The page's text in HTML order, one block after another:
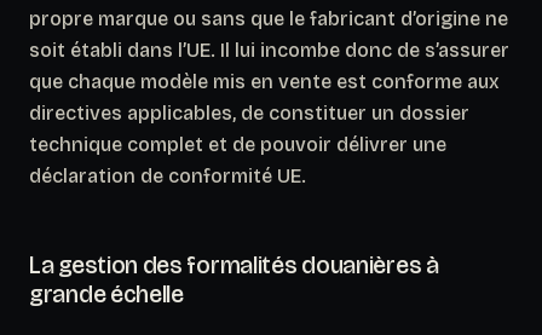
propre marque ou sans que le fabricant d’origine ne
soit établi dans l’UE. Il lui incombe donc de s’assurer
que chaque modèle mis en vente est conforme aux
directives applicables, de constituer un dossier
technique complet et de pouvoir délivrer une
déclaration de conformité UE.
La gestion des formalités douanières à
grande échelle